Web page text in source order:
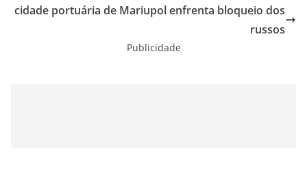
cidade portuária de Mariupol enfrenta bloqueio dos
russos
Publicidade